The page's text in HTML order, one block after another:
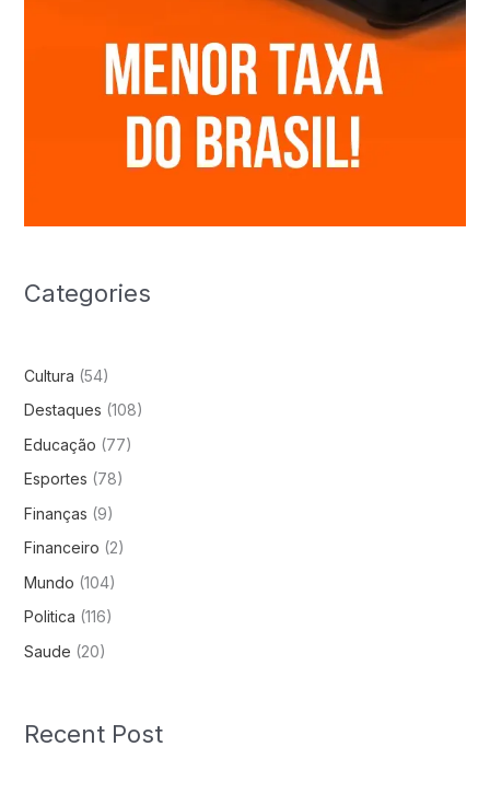
Categories
Cultura (54)
Destaques (108)
Educação (77)
Esportes (78)
Finanças (9)
Financeiro (2)
Mundo (104)
Politica (116)
Saude (20)
Recent Post